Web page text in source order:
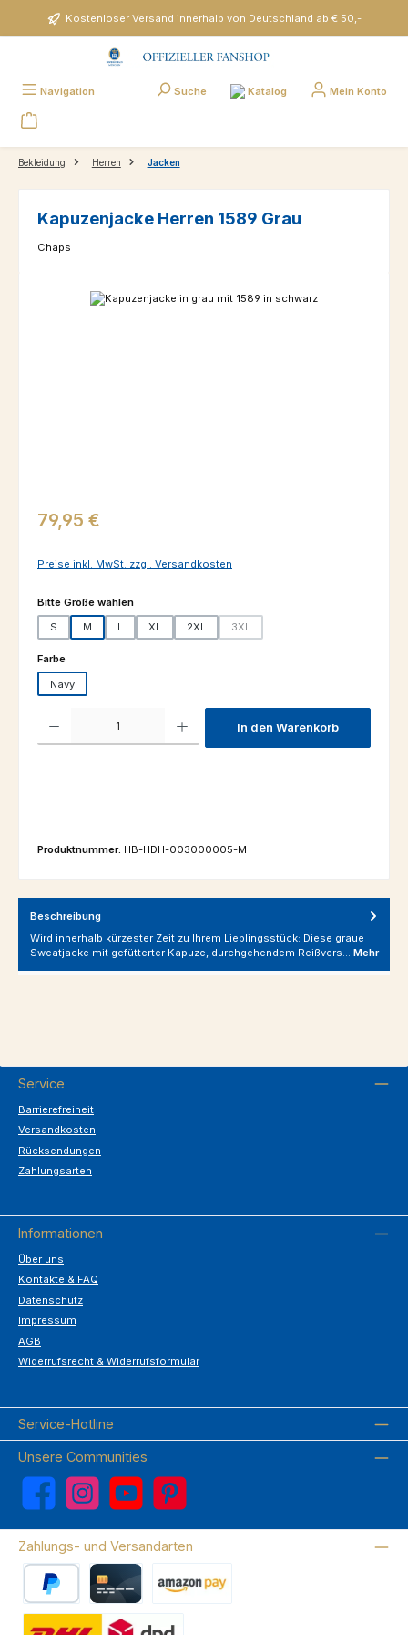
Zum Hauptinhalt springenKostenloser Versand innerhalb von Deutschland ab € 50,-
Navigation Suche Katalog Mein Konto
Bekleidung Herren Jacken
Kapuzenjacke Herren 1589 Grau
Chaps
Bildergalerie überspringen
Regulärer Preis:
79,95 €
Preise inkl. MwSt. zzgl. Versandkosten
Bitte Größe wählenauswählen
S M L XL 2XL 3XL
Farbeauswählen
Navy
In den Warenkorb
Produktnummer: HB-HDH-003000005-M
Beschreibung
Wird innerhalb kürzester Zeit zu Ihrem Lieblingsstück: Diese graue
Sweatjacke mit gefütterter Kapuze, durchgehendem Reißvers… Mehr
Service
Barrierefreiheit
Versandkosten
Rücksendungen
Zahlungsarten
Informationen
Über uns
Kontakte & FAQ
Datenschutz
Impressum
AGB
Widerrufsrecht & Widerrufsformular
Service-Hotline
Unsere Communities
Facebook Instagram YouTube Pinterest
Zahlungs- und Versandarten